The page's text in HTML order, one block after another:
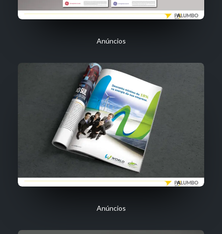
Anúncios
Anúncios